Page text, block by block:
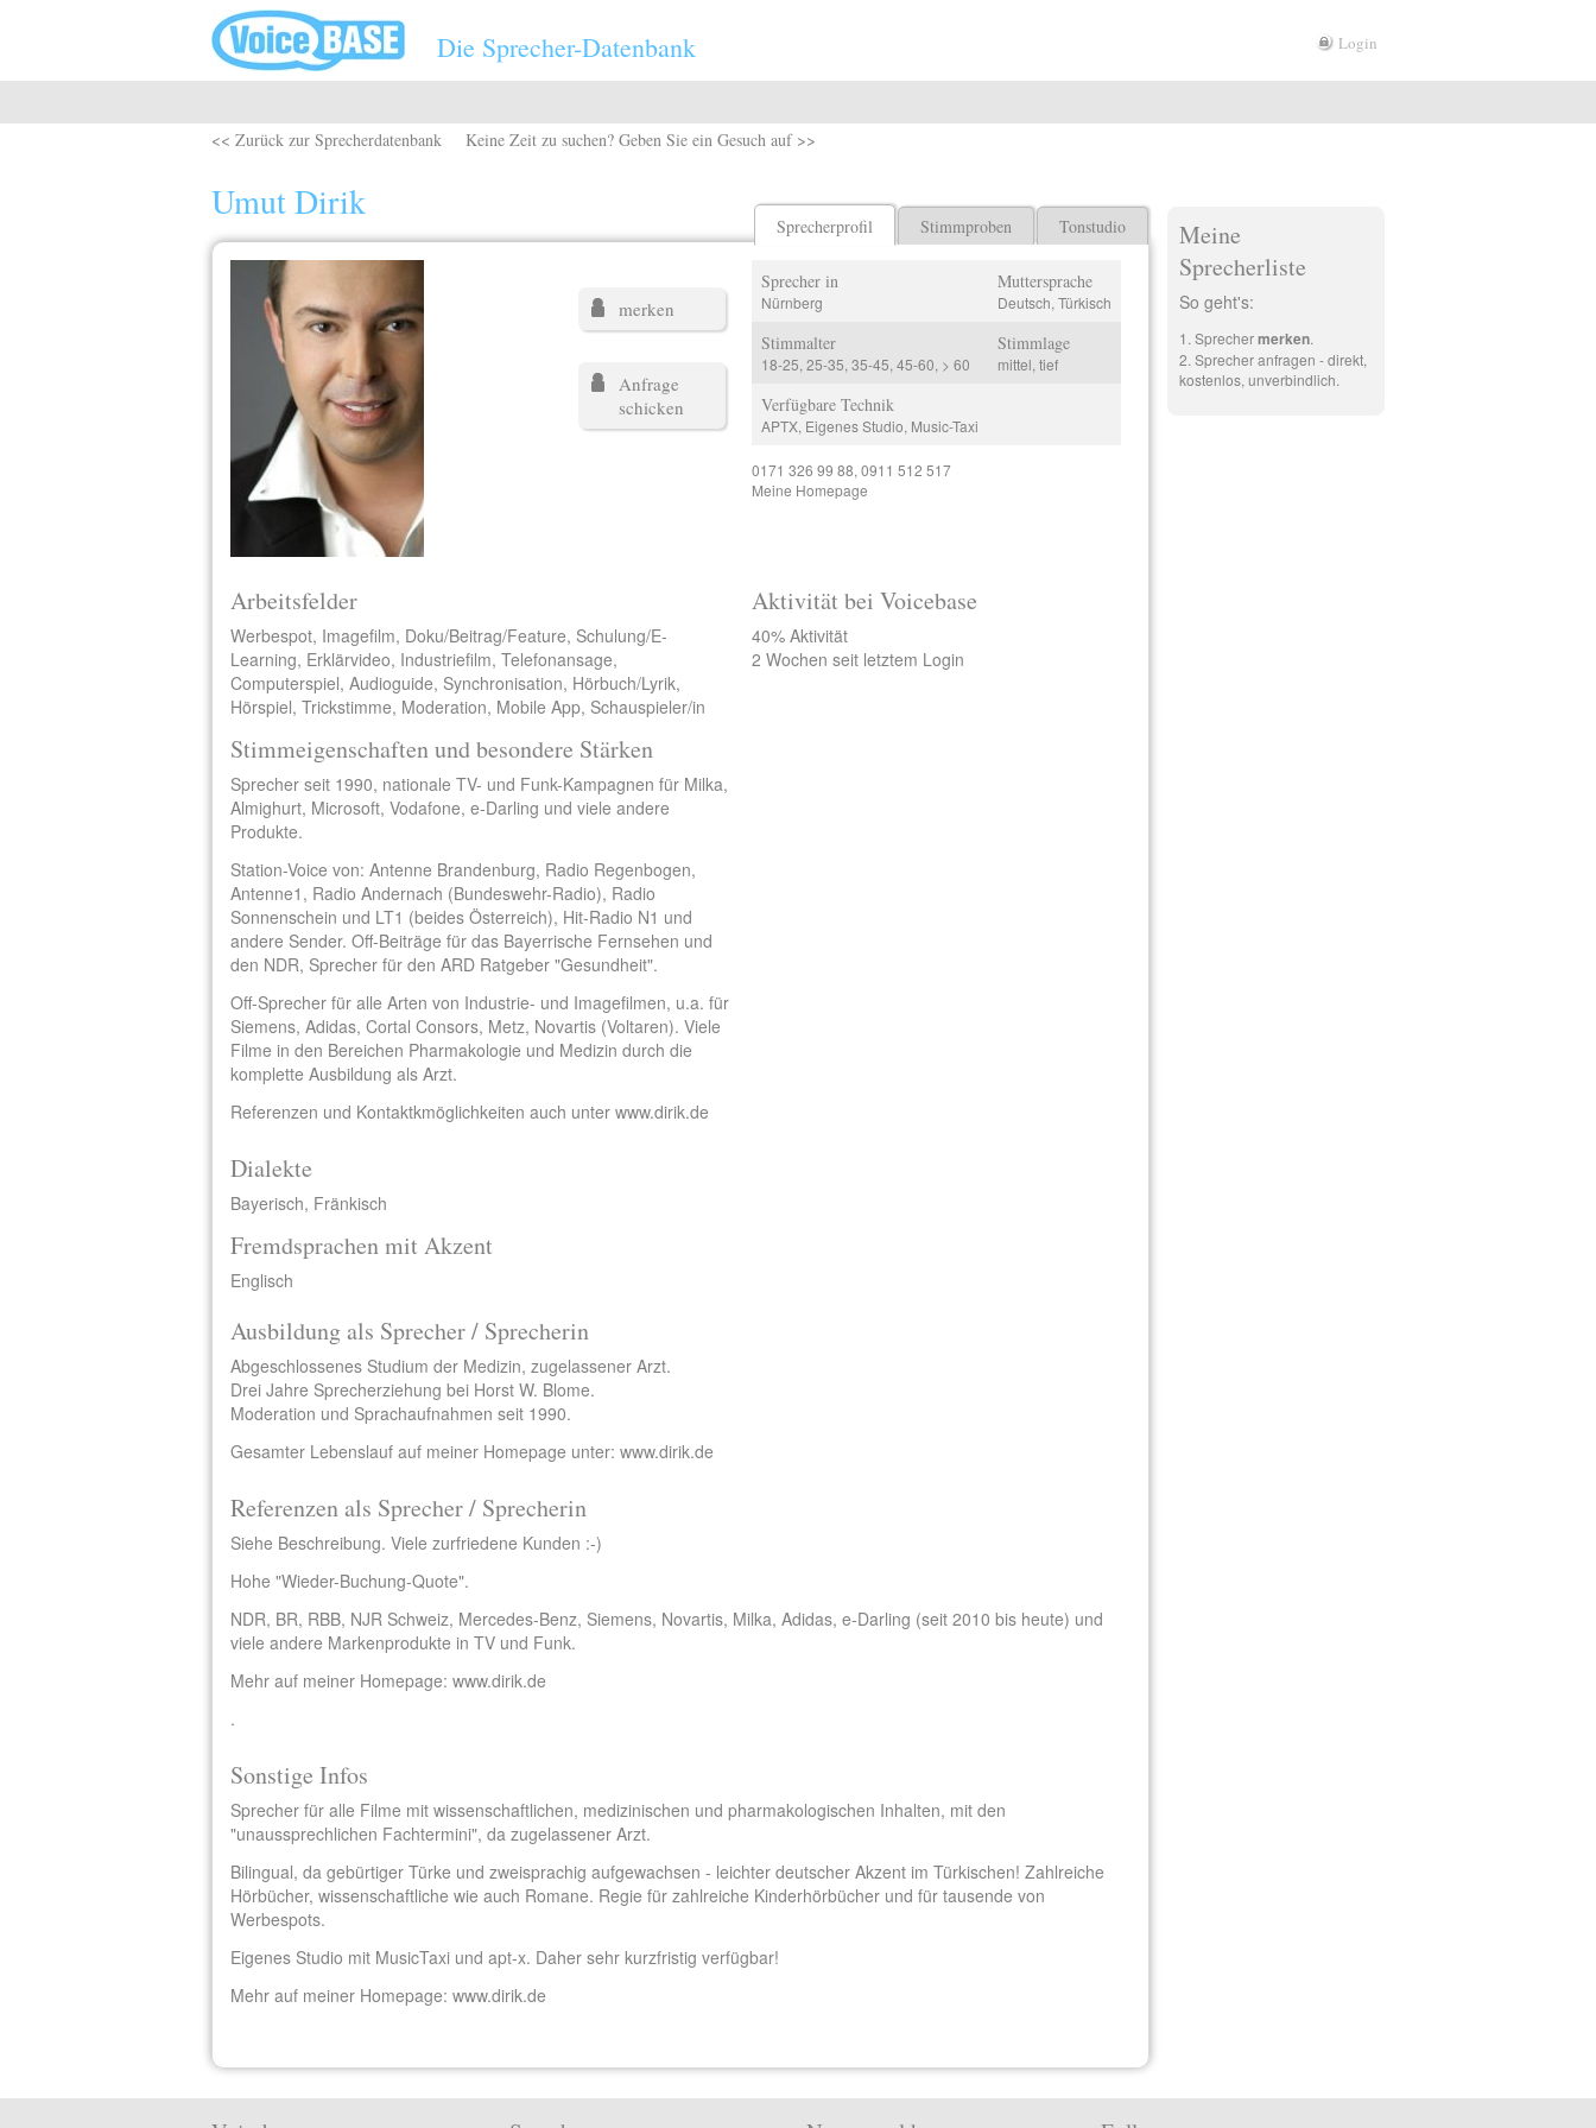
Die Sprecher-Datenbank Login
<< Zurück zur Sprecherdatenbank Keine Zeit zu suchen? Geben Sie ein Gesuch auf >>
Umut Dirik
Sprecherprofil Stimmproben Tonstudio
merken
Anfrage
schicken
Sprecher in
Nürnberg
Muttersprache
Deutsch, Türkisch
Stimmalter
18-25, 25-35, 35-45, 45-60, > 60
Stimmlage
mittel, tief
Verfügbare Technik
APTX, Eigenes Studio, Music-Taxi
0171 326 99 88, 0911 512 517
Meine Homepage
Arbeitsfelder
Werbespot, Imagefilm, Doku/Beitrag/Feature, Schulung/E-
Learning, Erklärvideo, Industriefilm, Telefonansage,
Computerspiel, Audioguide, Synchronisation, Hörbuch/Lyrik,
Hörspiel, Trickstimme, Moderation, Mobile App, Schauspieler/in
Stimmeigenschaften und besondere Stärken
Sprecher seit 1990, nationale TV- und Funk-Kampagnen für Milka,
Almighurt, Microsoft, Vodafone, e-Darling und viele andere
Produkte.
Station-Voice von: Antenne Brandenburg, Radio Regenbogen,
Antenne1, Radio Andernach (Bundeswehr-Radio), Radio
Sonnenschein und LT1 (beides Österreich), Hit-Radio N1 und
andere Sender. Off-Beiträge für das Bayerrische Fernsehen und
den NDR, Sprecher für den ARD Ratgeber "Gesundheit".
Off-Sprecher für alle Arten von Industrie- und Imagefilmen, u.a. für
Siemens, Adidas, Cortal Consors, Metz, Novartis (Voltaren). Viele
Filme in den Bereichen Pharmakologie und Medizin durch die
komplette Ausbildung als Arzt.
Referenzen und Kontaktkmöglichkeiten auch unter www.dirik.de
Dialekte
Bayerisch, Fränkisch
Fremdsprachen mit Akzent
Englisch
Aktivität bei Voicebase
40% Aktivität
2 Wochen seit letztem Login
Ausbildung als Sprecher / Sprecherin
Abgeschlossenes Studium der Medizin, zugelassener Arzt.
Drei Jahre Sprecherziehung bei Horst W. Blome.
Moderation und Sprachaufnahmen seit 1990.
Gesamter Lebenslauf auf meiner Homepage unter: www.dirik.de
Referenzen als Sprecher / Sprecherin
Siehe Beschreibung. Viele zurfriedene Kunden :-)
Hohe "Wieder-Buchung-Quote".
NDR, BR, RBB, NJR Schweiz, Mercedes-Benz, Siemens, Novartis, Milka, Adidas, e-Darling (seit 2010 bis heute) und
viele andere Markenprodukte in TV und Funk.
Mehr auf meiner Homepage: www.dirik.de
.
Sonstige Infos
Sprecher für alle Filme mit wissenschaftlichen, medizinischen und pharmakologischen Inhalten, mit den
"unaussprechlichen Fachtermini", da zugelassener Arzt.
Bilingual, da gebürtiger Türke und zweisprachig aufgewachsen - leichter deutscher Akzent im Türkischen! Zahlreiche
Hörbücher, wissenschaftliche wie auch Romane. Regie für zahlreiche Kinderhörbücher und für tausende von
Werbespots.
Eigenes Studio mit MusicTaxi und apt-x. Daher sehr kurzfristig verfügbar!
Mehr auf meiner Homepage: www.dirik.de
Meine
Sprecherliste
So geht's:
Sprechermerken.
Sprecher anfragen - direkt,
kostenlos, unverbindlich.